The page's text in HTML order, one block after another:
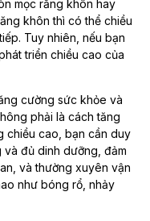
mọc răng khôn hay
khôn thì có thể chiều
Tuy nhiên, nếu bạn
triển chiều cao của
cường sức khỏe và
phải là cách tăng
chiều cao, bạn cần duy
và đủ dinh dưỡng, đảm
và thường xuyên vận
như bóng rổ, nhảy